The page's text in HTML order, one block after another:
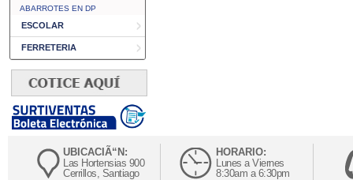
ABARROTES EN DP
ESCOLAR
FERRETERIA
UBICACIÃ“N:
Las Hortensias 900
Cerrillos, Santiago
HORARIO:
Lunes a Viernes
8:30am a 6:30pm